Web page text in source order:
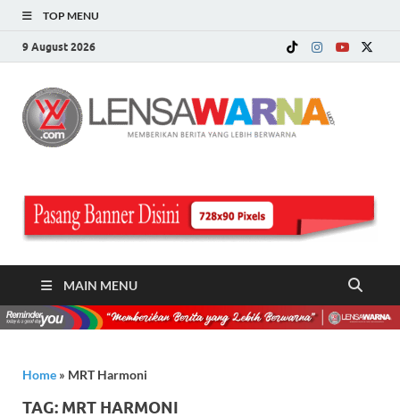
TOP MENU
9 August 2026
MAIN MENU
Home » MRT Harmoni
TAG: MRT HARMONI